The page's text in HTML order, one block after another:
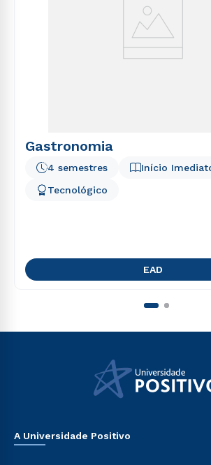
Gastronomia
Início
4 semestres
Tecnológico
EAD
A Universidade Positivo